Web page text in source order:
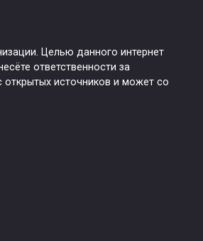
для
и отзывы мам
инструкция
Целью данного интернет
ответственности за
источников и может со